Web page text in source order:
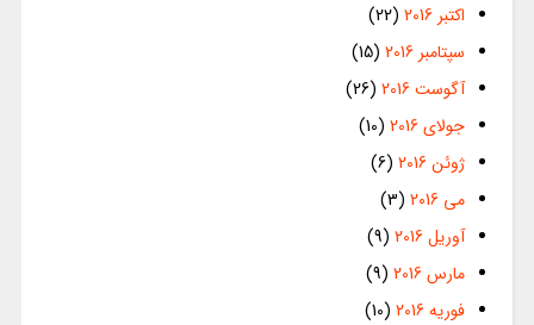
اکتبر 2016
(22)
سپتامبر 2016
(15)
آگوست 2016
(26)
جولای 2016
(10)
ژوئن 2016
(6)
می 2016
(3)
آوریل 2016
(9)
مارس 2016
(9)
فوریه 2016
(10)